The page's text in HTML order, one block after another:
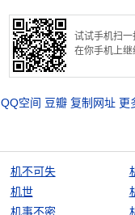
试试手机扫一
在你手机上
QQ空间 豆瓣 复制网址 更
机不可失
机世
机事不密